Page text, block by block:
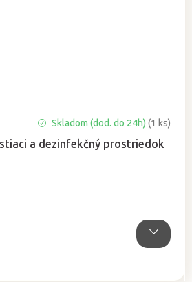
a dezinfekčný prostriedok
Skladom (dod. do 24h)(1 ks)